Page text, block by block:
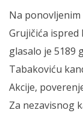
Na
Grujičića ispred
glasalo je 5189
Tabakoviću
Akcije,
Za nezavisnog